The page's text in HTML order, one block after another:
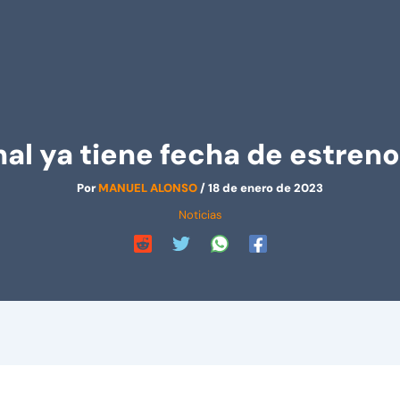
ya tiene fecha de
PorMANUEL ALONSO/18 de enero de 2023
Noticias